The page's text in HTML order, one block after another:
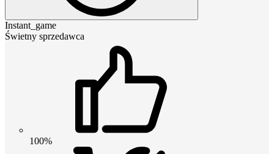
Instant_game
Świetny sprzedawca
100%